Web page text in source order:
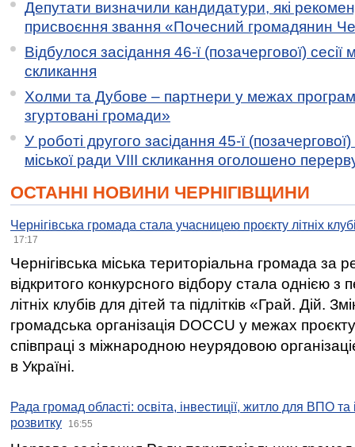
Депутати визначили кандидатури, які
присвоєння звання «Почесний громадянин
Відбулося засідання 46-ї (позачергової) сесії
скликання
Холми та Дубове – партнери у межах
згуртовані громади»
У роботі другого засідання 45-ї (позачергової)
міської ради VIII скликання оголошено
ОСТАННІ НОВИНИ ЧЕРНІГІВЩИНИ
Чернігівська громада стала учасницею проєкту літніх
17:17
Чернігівська міська територіальна громада за
відкритого конкурсного відбору стала однією
літніх клубів для дітей та підлітків «Грай. Дій.
громадська організація DOCCU у межах
співпраці з міжнародною неурядовою
в Україні.
Рада громад області: освіта, інвестиції, житло для ВПО
розвитку
16:55